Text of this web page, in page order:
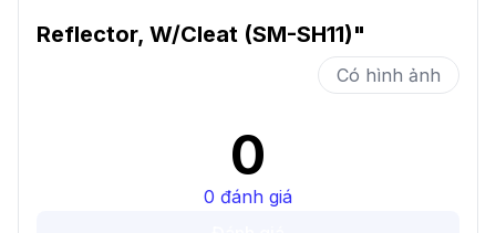
Reflector, W/Cleat (SM-SH11)"
Có hình ảnh
0
0 đánh giá